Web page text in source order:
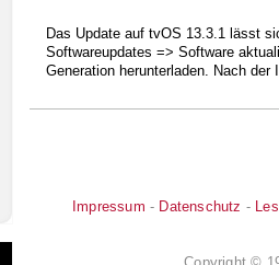
Das Update auf tvOS 13.3.1 lässt
Softwareupdates => Software
Generation herunterladen. Nach
Impressum - Datenschutz -